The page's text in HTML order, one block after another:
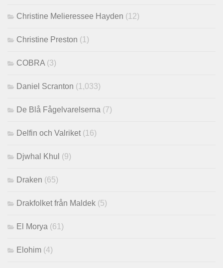
Christine Melieressee Hayden (12)
Christine Preston (1)
COBRA (3)
Daniel Scranton (1,033)
De Blå Fågelvarelserna (7)
Delfin och Valriket (16)
Djwhal Khul (9)
Draken (65)
Drakfolket från Maldek (5)
El Morya (61)
Elohim (4)